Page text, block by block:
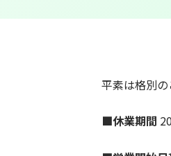
平素は格別
■休業期間